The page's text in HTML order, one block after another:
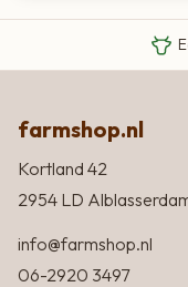
farmshop.nl
Kortland 42
2954 LD
info@farmshop.nl
06-2920 3497